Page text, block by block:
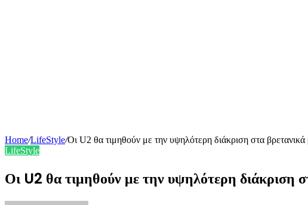
Home/LifeStyle/Οι U2 θα τιμηθούν με την υψηλότερη διάκριση στα
LifeStyle
Οι U2 θα τιμηθούν με την υψηλότερη